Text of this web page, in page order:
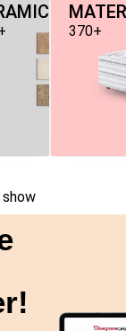
370+